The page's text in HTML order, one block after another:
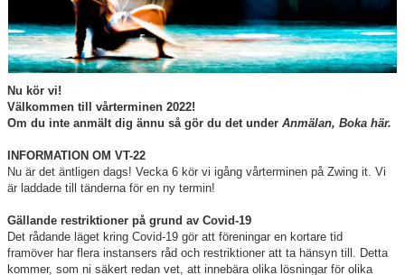
Media
Om oss
Dansbutik
Folkets Fredag/Lördag
Vanliga frågor
Nu kör vi!
Välkommen till vårterminen 2022!
Om du inte anmält dig ännu så gör du det under Anmälan, Boka här.
INFORMATION OM VT-22
Nu är det äntligen dags! Vecka 6 kör vi igång vårterminen på Zwing it. Vi
är laddade till tänderna för en ny termin!
Gällande restriktioner på grund av Covid-19
Det rådande läget kring Covid-19 gör att föreningar en kortare tid
framöver har flera instansers råd och restriktioner att ta hänsyn till. Detta
kommer, som ni säkert redan vet, att innebära olika lösningar för olika